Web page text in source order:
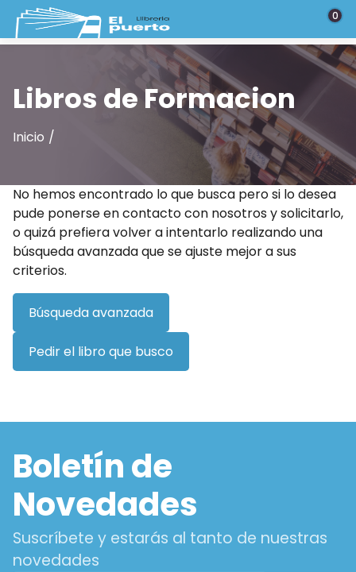
Saltar al contenido principal 0
Libros de Formacion
Inicio
No hemos encontrado lo que busca pero si lo desea
pude ponerse en contacto con nosotros y solicitarlo,
o quizá prefiera volver a intentarlo realizando una
búsqueda avanzada que se ajuste mejor a sus
criterios.
Búsqueda avanzada
Pedir el libro que busco
Boletín de
Novedades
Suscríbete y estarás al tanto de nuestras
novedades